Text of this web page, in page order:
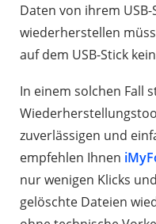
Daten von ihrem
wiederherstellen
auf dem USB-Stick
In einem solchen Fall
zuverlässigen und
empfehlen Ihnen
nur wenigen Klicks
gelöschte Dateien